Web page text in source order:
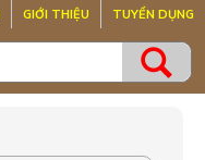
GIỚI THIỆU TUYỂN DỤNG